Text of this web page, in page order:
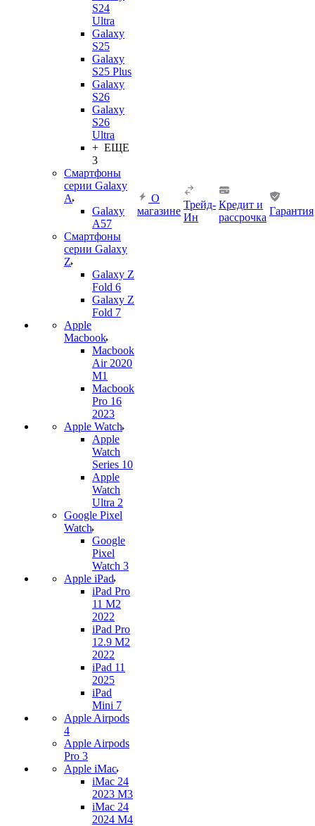
S24
Ultra
Galaxy
S25
Galaxy
S25 Plus
Galaxy
S26
Galaxy
S26
Ultra
+ ЕЩЕ
3
Смартфоны
серии Galaxy
A
Galaxy
A57
Смартфоны
серии Galaxy
Z
Galaxy Z
Fold 6
Galaxy Z
Fold 7
Apple
Macbook
Macbook
Air 2020
M1
Macbook
Pro 16
2023
Apple Watch
Apple
Watch
Series 10
Apple
Watch
Ultra 2
Google Pixel
Watch
Google
Pixel
Watch 3
Apple iPad
iPad Pro
11 M2
2022
iPad Pro
12.9 M2
2022
iPad 11
2025
iPad
Mini 7
Apple Airpods
4
Apple Airpods
Pro 3
Apple iMac
iMac 24
2023 M3
iMac 24
2024 M4
О
магазине
Трейд-
Ин
Кредит и
рассрочка
Гарантия